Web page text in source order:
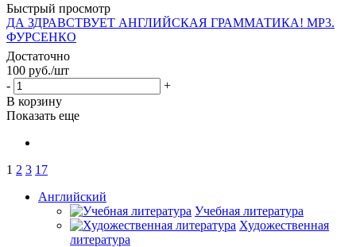
Быстрый просмотр
ДА ЗДРАВСТВУЕТ АНГЛИЙСКАЯ ГРАММАТИКА! MP3.
ФУРСЕНКО
Достаточно
100 руб./шт
-
+
В корзину
Показать еще
1 2 3 17
Английский
Учебная литература
Художественная
литература